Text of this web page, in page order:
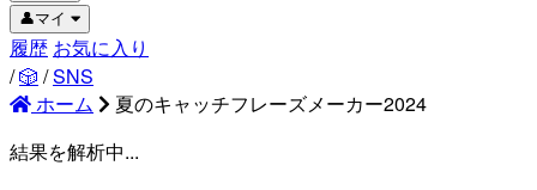
👤マイ
履歴 お気に入り
/🎲 /SNS
ホーム
夏のキャッチフレーズメーカー2024
結果を解析中...